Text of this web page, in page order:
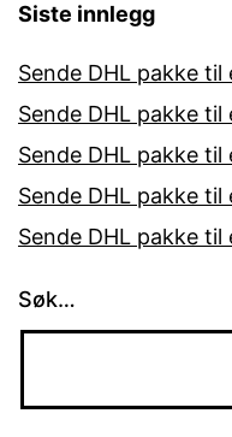
Siste innlegg
Sende DHL pakke til
Sende DHL pakke til
Sende DHL pakke til
Sende DHL pakke til
Sende DHL pakke til
Søk…